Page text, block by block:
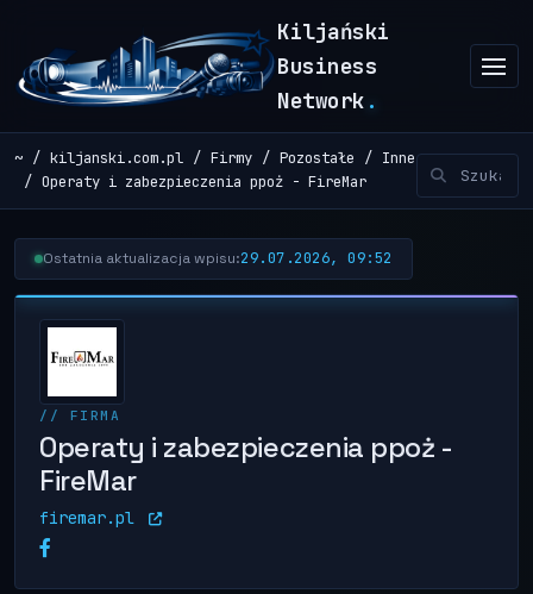
Kiljański
Business
Network .
~ kiljanski.com.pl Firmy Pozostałe
Inne
Operaty i zabezpieczenia ppoż - FireMar
Ostatnia aktualizacja wpisu:29.07.2026, 09:52
// FIRMA
Operaty i zabezpieczenia ppoż -
FireMar
firemar.pl